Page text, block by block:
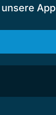
App